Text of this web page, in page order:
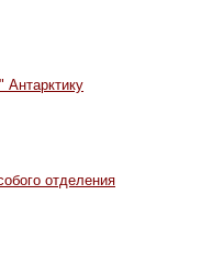
Антарктику
отделения